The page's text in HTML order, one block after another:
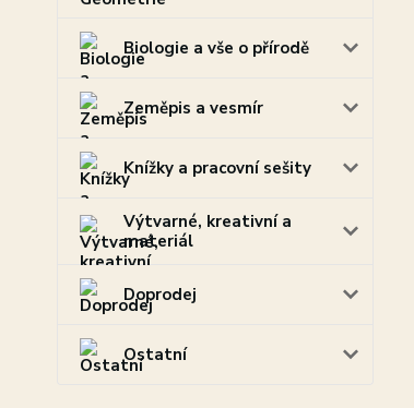
Biologie a vše o přírodě
Zeměpis a vesmír
Knížky a pracovní sešity
Výtvarné, kreativní a
materiál
Doprodej
Ostatní